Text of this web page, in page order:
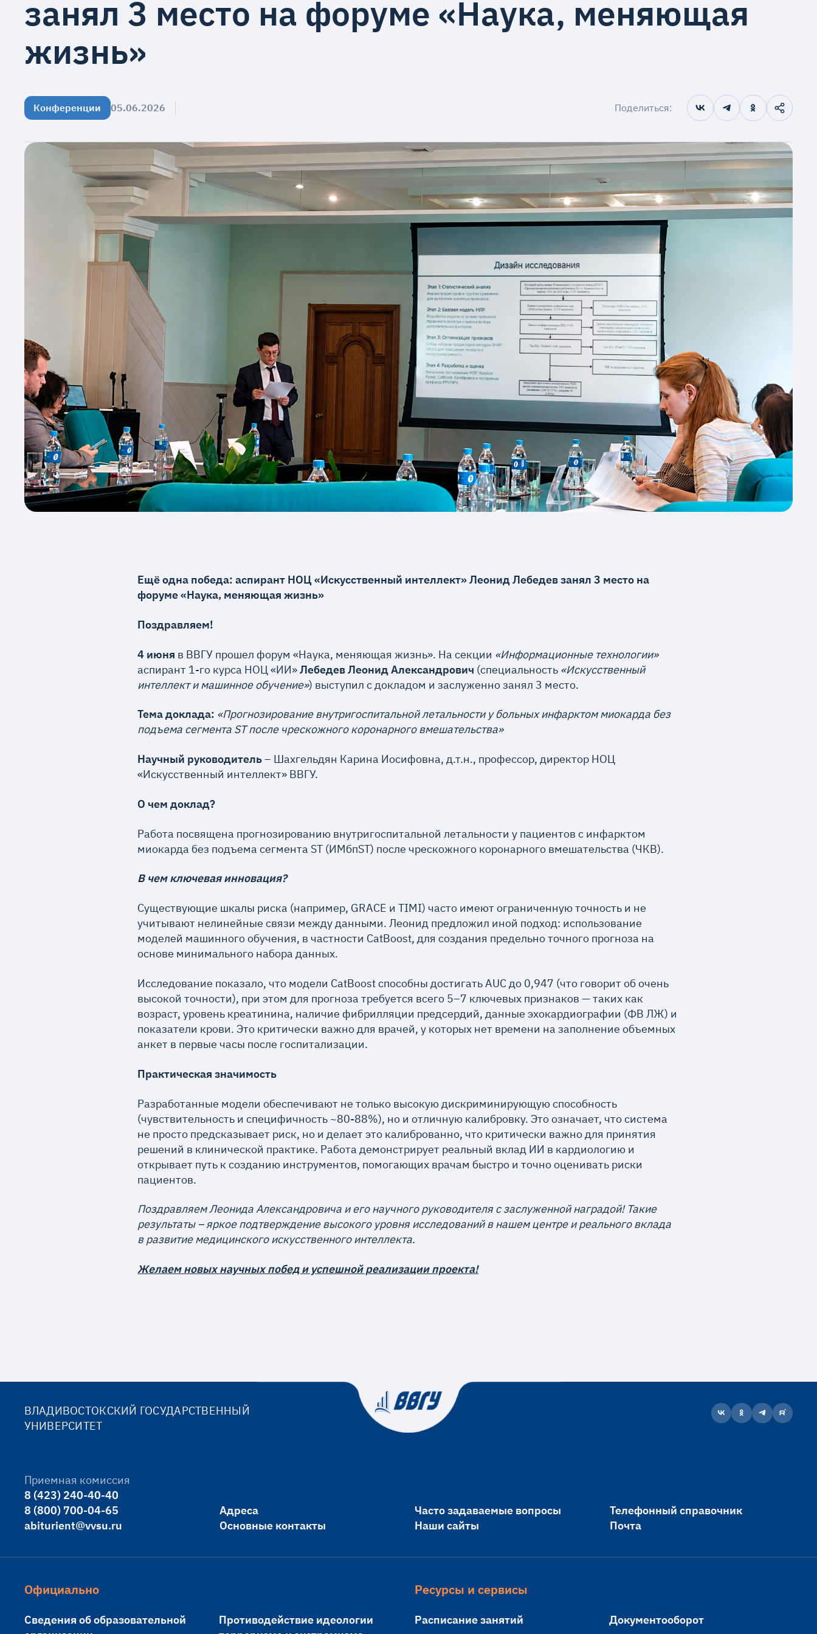
занял 3 место на форуме «Наука, меняющая
жизнь»
Конференции 05.06.2026 Поделиться:
Ещё одна победа: аспирант НОЦ «Искусственный интеллект» Леонид Лебедев занял 3 место на
форуме «Наука, меняющая жизнь»
Поздравляем!
4 июня в ВВГУ прошел форум «Наука, меняющая жизнь». На секции «Информационные технологии»
аспирант 1-го курса НОЦ «ИИ»Лебедев Леонид Александрович (специальность «Искусственный
интеллект и машинное обучение») выступил с докладом и заслуженно занял 3 место.
Тема доклада: «Прогнозирование внутригоспитальной летальности у больных инфарктом миокарда без
подъема сегмента ST после чрескожного коронарного вмешательства»
Научный руководитель– Шахгельдян Карина Иосифовна, д.т.н., профессор, директор НОЦ
«Искусственный интеллект» ВВГУ.
О чем доклад?
Работа посвящена прогнозированию внутригоспитальной летальности у пациентов с инфарктом
миокарда без подъема сегмента ST (ИМбпST) после чрескожного коронарного вмешательства (ЧКВ).
В чем ключевая инновация?
Существующие шкалы риска (например, GRACE и TIMI) часто имеют ограниченную точность и не
учитывают нелинейные связи между данными. Леонид предложил иной подход: использование
моделей машинного обучения, в частности CatBoost, для создания предельно точного прогноза на
основе минимального набора данных.
Исследование показало, что модели CatBoost способны достигать AUC до 0,947 (что говорит об очень
высокой точности), при этом для прогноза требуется всего 5–7 ключевых признаков — таких как
возраст, уровень креатинина, наличие фибрилляции предсердий, данные эхокардиографии (ФВ ЛЖ) и
показатели крови. Это критически важно для врачей, у которых нет времени на заполнение объемных
анкет в первые часы после госпитализации.
Практическая значимость
Разработанные модели обеспечивают не только высокую дискриминирующую способность
(чувствительность и специфичность ~80-88%), но и отличную калибровку. Это означает, что система
не просто предсказывает риск, но и делает это калиброванно, что критически важно для принятия
решений в клинической практике. Работа демонстрирует реальный вклад ИИ в кардиологию и
открывает путь к созданию инструментов, помогающих врачам быстро и точно оценивать риски
пациентов.
Поздравляем Леонида Александровича и его научного руководителя с заслуженной наградой! Такие
результаты – яркое подтверждение высокого уровня исследований в нашем центре и реального вклада
в развитие медицинского искусственного интеллекта.
Желаем новых научных побед и успешной реализации проекта!
ВЛАДИВОСТОКСКИЙ ГОСУДАРСТВЕННЫЙ
УНИВЕРСИТЕТ
Приемная комиссия
8 (423) 240-40-40
8 (800) 700-04-65
abiturient@vvsu.ru
Адреса
Основные контакты
Часто задаваемые вопросы
Наши сайты
Телефонный справочник
Почта
Официально
Сведения об образовательной
Противодействие идеологии
Ресурсы и сервисы
Расписание занятий Документооборот